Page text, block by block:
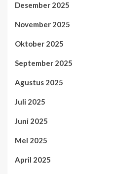
Desember 2025
November 2025
Oktober 2025
September 2025
Agustus 2025
Juli 2025
Juni 2025
Mei 2025
April 2025